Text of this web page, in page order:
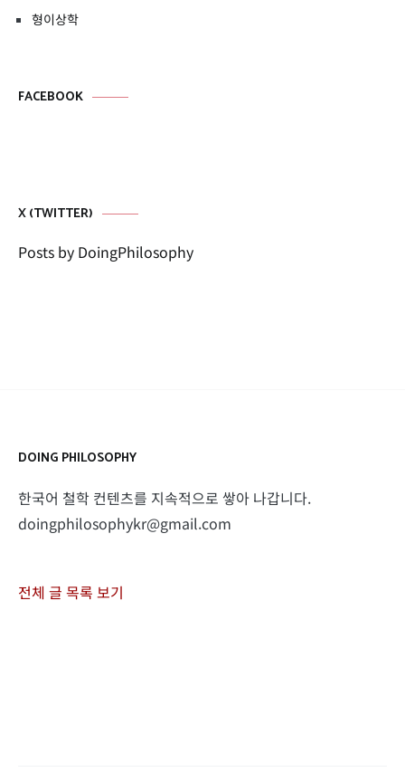
형이상학
FACEBOOK
X (TWITTER)
Posts by DoingPhilosophy
DOING PHILOSOPHY
한국어 철학 컨텐츠를 지속적으로 쌓아 나갑니다.
doingphilosophykr@gmail.com
전체 글 목록 보기